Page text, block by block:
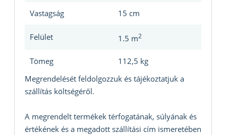
Vastagság 15 cm
Felület 1.5 m2
Tömeg
112,5 kg
Megrendelését feldolgozzuk és tájékoztatjuk a
szállítás költségéről.
A megrendelt termékek térfogatának, súlyának és
értékének és a megadott szállítási cím ismeretében